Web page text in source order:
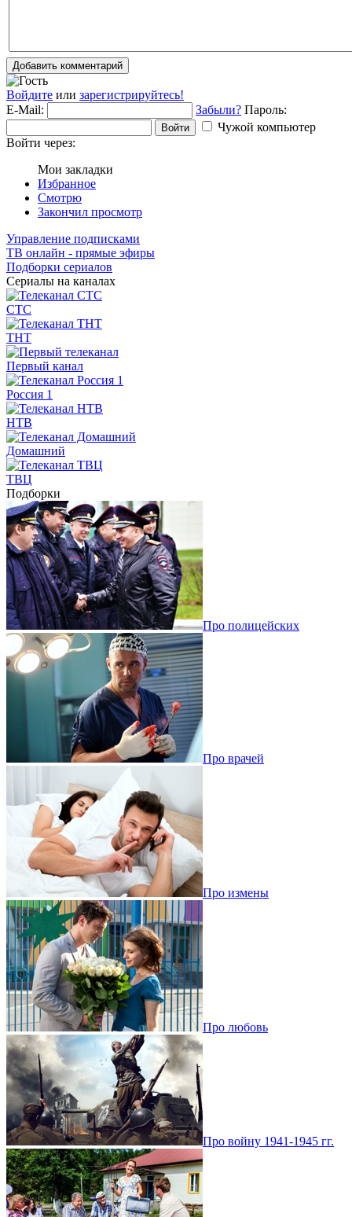
Добавить комментарий
Войдите или зарегистрируйтесь!
E-Mail:
Забыли? Пароль:
Войти
Чужой компьютер
Войти через:
Мои закладки
Избранное
Смотрю
Закончил просмотр
Управление подписками
ТВ онлайн - прямые эфиры
Подборки сериалов
Сериалы на каналах
СТС
ТНТ
Первый канал
Россия 1
НТВ
Домашний
ТВЦ
Подборки
Про полицейских
Про врачей
Про измены
Про любовь
Про войну 1941-1945 гг.